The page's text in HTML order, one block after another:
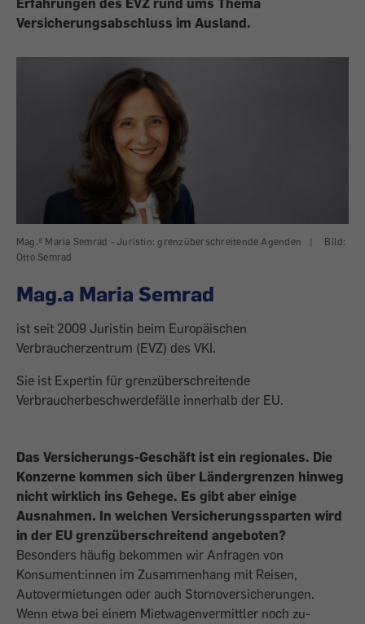
Erfahrungen des EVZ rund ums Thema
Versicherungsabschluss im Ausland.
Mag.ª Maria Semrad - Juristin: grenzüberschreitende Agenden |
Bild:
Otto Semrad
Mag.a Maria Semrad
ist seit 2009 Juristin beim Europäischen
Verbraucherzentrum (EVZ) des VKI.
Sie ist Expertin für grenz­überschreitende
Verbraucherbeschwer­defälle innerhalb der EU.
Das Versicherungs-Geschäft ist ein regionales. Die
Konzerne kommen sich über Ländergrenzen hinweg
nicht wirklich ins Gehege. Es gibt aber einige
Ausnahmen. In welchen Versicherungssparten wird
in der EU grenzüberschreitend angeboten?
Besonders häufig bekommen wir Anfra­gen von
Konsument:innen im Zusammen­hang mit Reisen,
Autovermietungen oder auch Stornoversicherungen.
Wenn etwa bei einem Mietwagenvermittler noch zu­